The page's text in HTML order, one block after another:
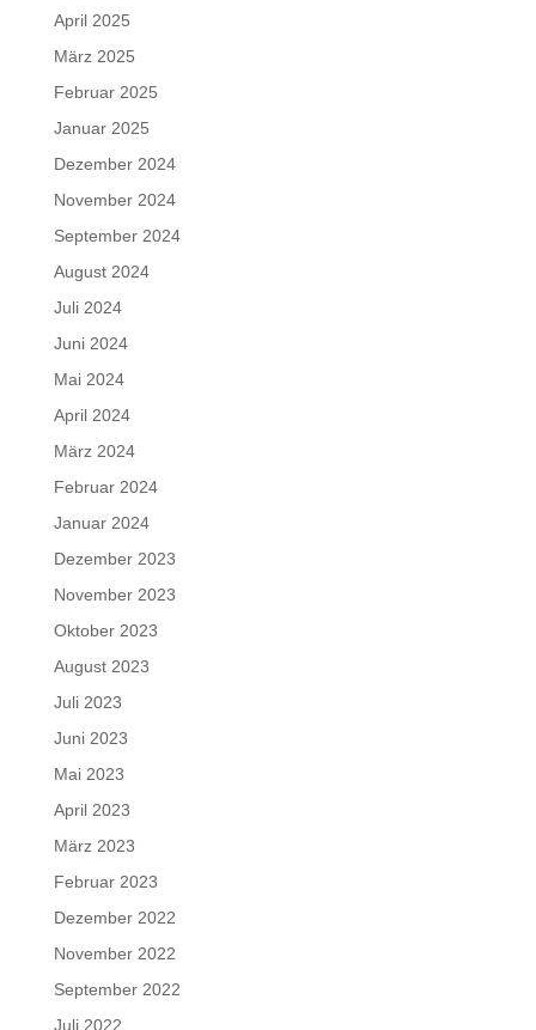
April 2025
März 2025
Februar 2025
Januar 2025
Dezember 2024
November 2024
September 2024
August 2024
Juli 2024
Juni 2024
Mai 2024
April 2024
März 2024
Februar 2024
Januar 2024
Dezember 2023
November 2023
Oktober 2023
August 2023
Juli 2023
Juni 2023
Mai 2023
April 2023
März 2023
Februar 2023
Dezember 2022
November 2022
September 2022
Juli 2022